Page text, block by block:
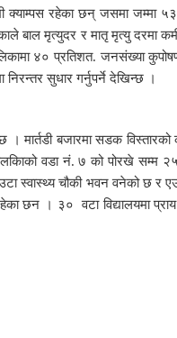
क्याम्पस रहेका छन् जसमा
बाल मृत्युदर र मातृ मृत्यु
४० प्रतिशत. जनसंख्या
सुधार गर्नुपर्ने देखिन्छ ।
बजारमा सडक
वडा नं. ७ को पोरखे सम्म
स्वास्थ्य चौकी भवन वनेको छ
। ३० वटा विद्यालयमा प्राय